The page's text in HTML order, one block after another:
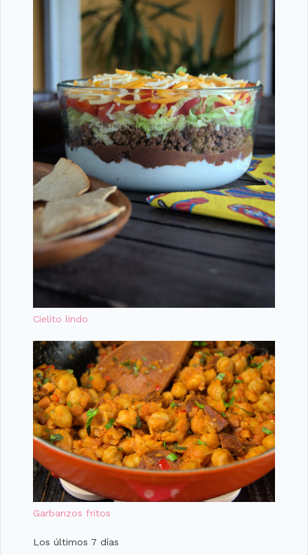
Cielito lindo
Garbanzos fritos
Los últimos 7 días